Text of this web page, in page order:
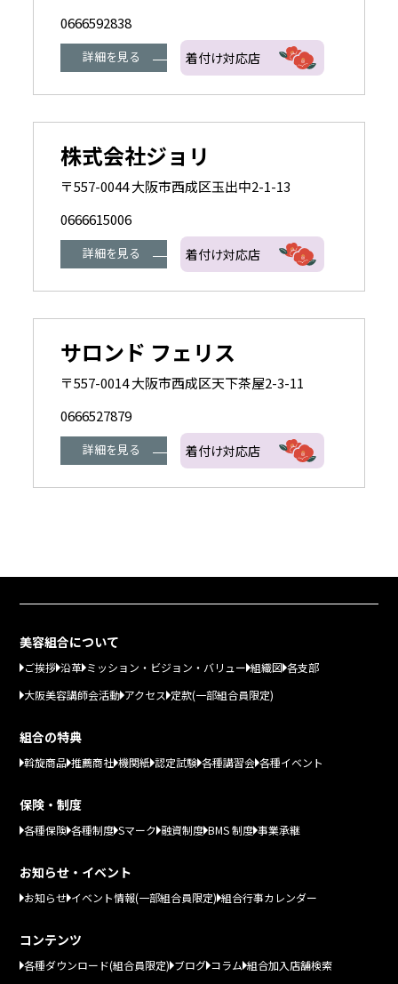
0666592838
詳細を見る 着付け対応店
株式会社ジョリ
〒557-0044 大阪市西成区玉出中2-1-13
0666615006
詳細を見る 着付け対応店
サロンド フェリス
〒557-0014 大阪市西成区天下茶屋2-3-11
0666527879
詳細を見る 着付け対応店
美容組合について
ご挨拶 沿革 ミッション・ビジョン・バリュー 組織図 各支部
大阪美容講師会活動 アクセス 定款(一部組合員限定)
組合の特典
斡旋商品 推薦商社 機関紙 認定試験 各種講習会 各種イベント
保険・制度
各種保険 各種制度 Sマーク 融資制度 BMS 制度 事業承継
お知らせ・イベント
お知らせ イベント情報(一部組合員限定) 組合行事カレンダー
コンテンツ
各種ダウンロード(組合員限定) ブログ コラム 組合加入店舗検索